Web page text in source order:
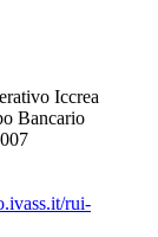
Iccrea
Bancario
rui-